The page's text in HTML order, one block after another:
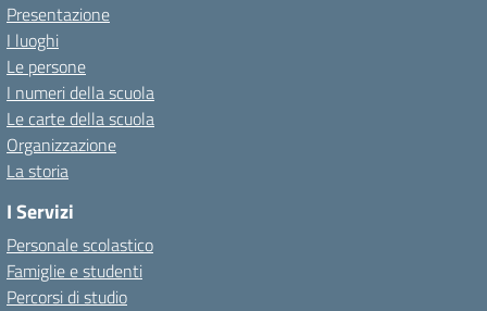
Presentazione
I luoghi
Le persone
I numeri della scuola
Le carte della scuola
Organizzazione
La storia
I Servizi
Personale scolastico
Famiglie e studenti
Percorsi di studio